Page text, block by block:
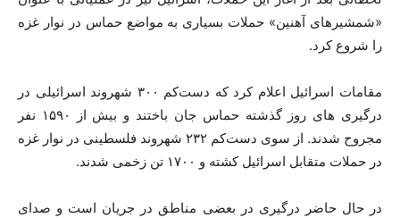
«شمشیرهای آهنین» حملات بسیاری به مواضع حماس در نوار غزه
را شروع کرد.
مقامات اسرائیل اعلام کرد که دست‌کم ۳۰۰ شهروند اسرائیلی در
درگیری های روز گذشته حماس جان باختند و بیش از ۱۵۹۰ نفر
مجروح شدند. از سوی دست‌کم ۲۳۲ شهروند فلسطینی در نوار غزه
در حملات متقابل اسرائیل کشته و ۱۷۰۰ تن زخمی شدند.
در حال حاضر درگیری در بعضی مناطق در جریان است و صدای